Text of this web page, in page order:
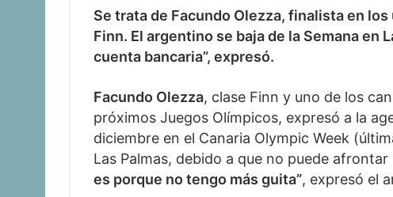
Se trata de Facundo Olezza, finalista en
Finn. El argentino se baja de la Semana en
cuenta bancaria”, expresó.
Facundo Olezza, clase Finn y uno de los
próximos Juegos Olímpicos, expresó a la
diciembre en el Canaria Olympic Week
Las Palmas, debido a que no puede
es porque no tengo más guita”, expresó el